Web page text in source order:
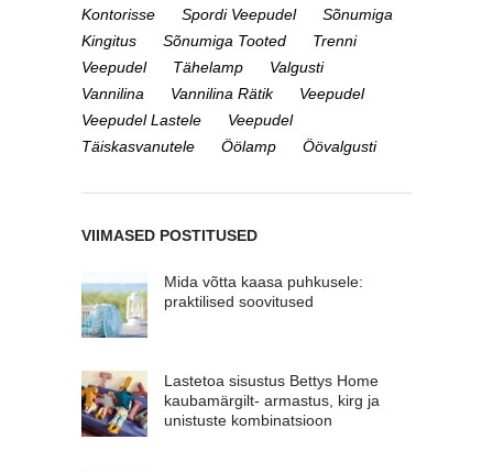
Kontorisse
Spordi Veepudel
Sõnumiga
Kingitus
Sõnumiga Tooted
Trenni
Veepudel
Tähelamp
Valgusti
Vannilina
Vannilina Rätik
Veepudel
Veepudel Lastele
Veepudel
Täiskasvanutele
Öölamp Öövalgusti
VIIMASED POSTITUSED
Mida võtta kaasa puhkusele:
praktilised soovitused
Lastetoa sisustus Bettys Home
kaubamärgilt- armastus, kirg ja
unistuste kombinatsioon